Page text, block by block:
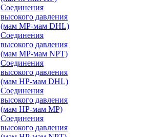
Соединения
высокого давления
(мам MP-мам DHL)
Соединения
высокого давления
(мам MP-мам NPT)
Соединения
высокого давления
(мам HP-мам DHL)
Соединения
высокого давления
(мам HP-мам MP)
Соединения
высокого давления